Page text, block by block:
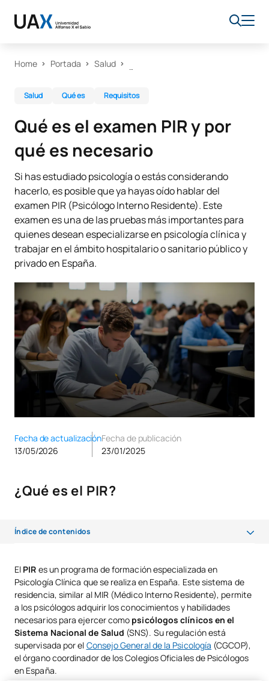
Home Portada Salud
Salud Qué es Requisitos
Qué es el examen PIR y por
qué es necesario
Si has estudiado psicología o estás considerando
hacerlo, es posible que ya hayas oído hablar del
examen PIR (Psicólogo Interno Residente). Este
examen es una de las pruebas más importantes para
quienes desean especializarse en psicología clínica y
trabajar en el ámbito hospitalario o sanitario público y
privado en España.
Fecha de actualización
13/05/2026
Fecha de publicación
23/01/2025
¿Qué es el PIR?
Índice de contenidos
¿Por qué es necesario el PIR?
¿Cómo inscribirse al examen PIR?
Requisitos para presentarse al PIR
¿Cómo es el examen PIR?
Dificultad del examen PIR
El PIR es un programa de formación especializada en
Psicología Clínica que se realiza en España. Este sistema de
residencia, similar al MIR (Médico Interno Residente), permite
a los psicólogos adquirir los conocimientos y habilidades
necesarios para ejercer como psicólogos clínicos en el
Sistema Nacional de Salud (SNS). Su regulación está
supervisada por el Consejo General de la Psicología (CGCOP),
el órgano coordinador de los Colegios Oficiales de Psicólogos
en España.